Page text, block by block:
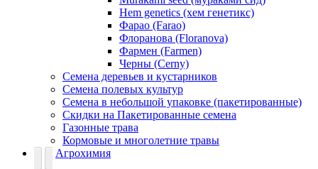
Hem genetics (хем генетикс)
Фарао (Farao)
Флоранова (Floranova)
Фармен (Farmen)
Черны (Cerny)
Семена деревьев и кустарников
Семена полевых культур
Семена в небольшой упаковке (пакетированные)
Скидки на Пакетированные семена
Газонные трава
Кормовые и многолетние травы
Агрохимия